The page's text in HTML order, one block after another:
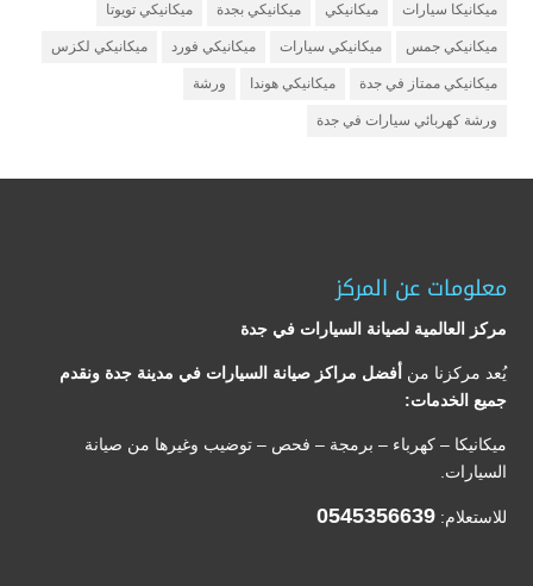
ميكانيكا سيارات ميكانيكي ميكانيكي بجدة ميكانيكي تويوتا
ميكانيكي جمس ميكانيكي سيارات ميكانيكي فورد ميكانيكي لكزس
ميكانيكي ممتاز في جدة ميكانيكي هوندا ورشة
ورشة كهربائي سيارات في جدة
معلومات عن المركز
مركز العالمية لصيانة السيارات في جدة
يُعد مركزنا من أفضل مراكز صيانة السيارات في مدينة جدة ونقدم
جميع الخدمات:
ميكانيكا – كهرباء – برمجة – فحص – توضيب وغيرها من صيانة
السيارات.
للاستعلام: 0545356639